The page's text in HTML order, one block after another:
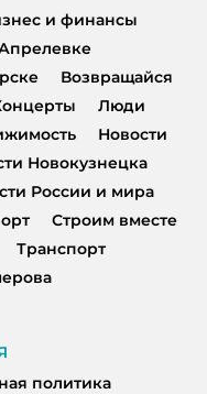
и финансы
Возвращайся
Люди
Новости
Новокузнецка
России и мира
Строим вместе
Транспорт
политика